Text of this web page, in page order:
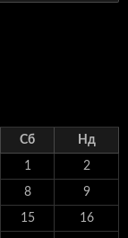
Сб Нд
1 2
8 9
15 16